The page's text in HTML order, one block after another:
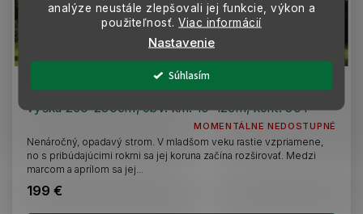
analýze neustále zlepšovali jej funkcie, výkon a
použiteľnosť.Viac informácií
Nastavenie
Súhlasím
Okrasná čerešňa Kanzan na cca 220cm kmeni,
výška 260-280cm, obv. km. 10-12cm, kont. 30 l
MOMENTÁLNE NEDOSTUPNÉ
199 €
Nenáročný, opadavý strom. V mladšom veku rastie vzpriamene,
no s pribúdajúcimi rokmi sa jej koruna začína rozširovať. Medzi
marcom a aprílom sa jej...